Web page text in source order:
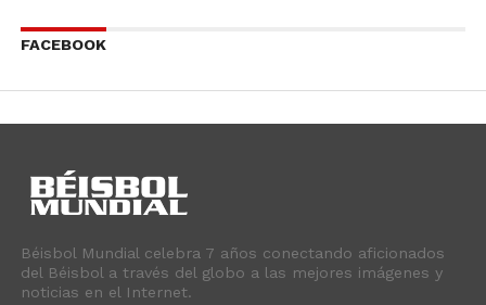
FACEBOOK
Béisbol Mundial celebra 7 años conectando aficionados
del Béisbol a través del globo a las mejores imágenes y
noticias en el Internet.